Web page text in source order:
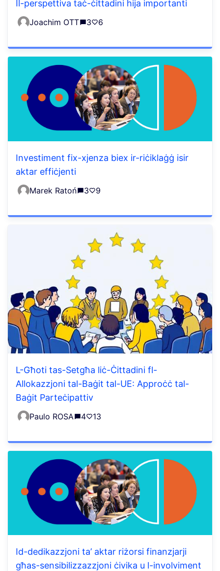
Il-perspettiva taċ-ċittadini hija importanti
Joachim OTT 3 6
Investiment fix-xjenza biex ir-riċiklaġġ isir
aktar effiċjenti
Marek Ratoń 3 9
L-Għoti tas-Setgħa liċ-Ċittadini fl-
Allokazzjoni tal-Baġit tal-UE: Approċċ tal-
Baġit Parteċipattiv
Paulo ROSA 4 13
Id-dedikazzjoni ta’ aktar riżorsi finanzjarji
għas-sensibilizzazzjoni ċivika u l-involviment